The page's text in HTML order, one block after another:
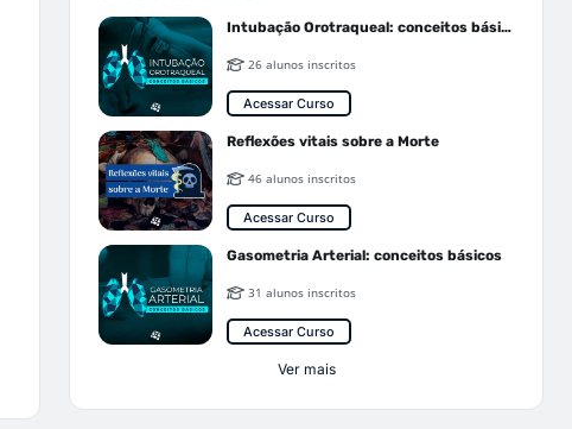
Intubação Orotraqueal: conceitos básicos
26 alunos inscritos
Acessar Curso
Reflexões vitais sobre a Morte
46 alunos inscritos
Acessar Curso
Gasometria Arterial: conceitos básicos
31 alunos inscritos
Acessar Curso
Ver mais